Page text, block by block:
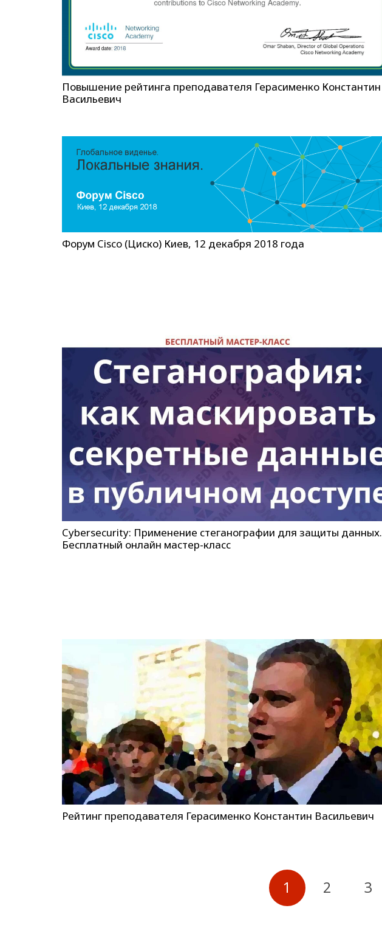
Повышение рейтинга преподавателя Герасименко Константин
Васильевич
Форум Cisco (Циско) Киев, 12 декабря 2018 года
Cybersecurity: Применение стеганографии для защиты данных.
Бесплатный онлайн мастер-класс
Рейтинг преподавателя Герасименко Константин Васильевич
1 2 3